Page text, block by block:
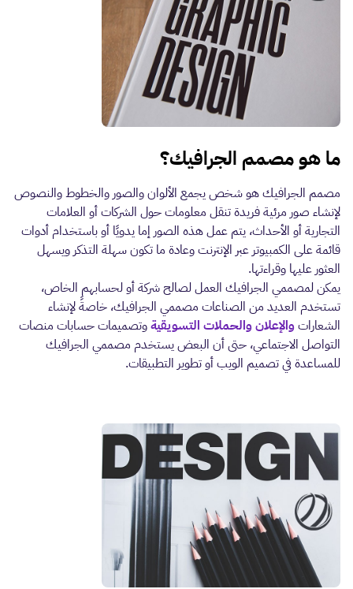
ما هو مصمم الجرافيك؟
مصمم الجرافيك هو شخص يجمع الألوان والصور والخطوط والنصوص
لإنشاء صور مرئية فريدة تنقل معلومات حول الشركات أو العلامات
التجارية أو الأحداث، يتم عمل هذه الصور إما يدويًا أو باستخدام أدوات
قائمة على الكمبيوتر عبر الإنترنت وعادة ما تكون سهلة التذكر ويسهل
العثور عليها وقراءتها.
يمكن لمصممي الجرافيك العمل لصالح شركة أو لحسابهم الخاص،
تستخدم العديد من الصناعات مصممي الجرافيك، خاصةً لإنشاء
الشعاراتوالإعلان والحملات التسويقيةوتصميمات حسابات منصات
التواصل الاجتماعي، حتى أن البعض يستخدم مصممي الجرافيك
للمساعدة في تصميم الويب أو تطوير التطبيقات.